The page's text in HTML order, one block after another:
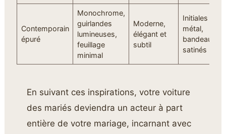
Contemporain
épuré
Monochrome,
guirlandes
lumineuses,
feuillage
minimal
Moderne,
élégant et
subtil
Initiales en
métal,
bandeaux
satinés
En suivant ces inspirations, votre voiture
des mariés deviendra un acteur à part
entière de votre mariage, incarnant avec